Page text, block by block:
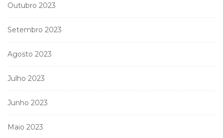
Outubro 2023
Setembro 2023
Agosto 2023
Julho 2023
Junho 2023
Maio 2023